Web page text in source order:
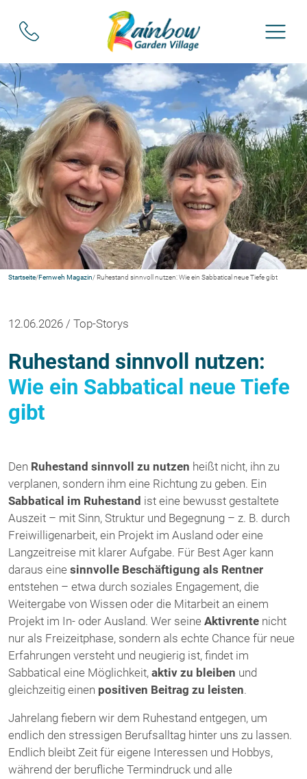
Startseite/Fernweh Magazin/ Ruhestand sinnvoll nutzen: Wie ein Sabbatical neue Tiefe gibt
12.06.2026 / Top-Storys
Ruhestand sinnvoll nutzen:
Wie ein Sabbatical neue Tiefe
gibt
Den Ruhestand sinnvoll zu nutzen heißt nicht, ihn zu
verplanen, sondern ihm eine Richtung zu geben. Ein
Sabbatical im Ruhestand ist eine bewusst gestaltete
Auszeit – mit Sinn, Struktur und Begegnung – z. B. durch
Freiwilligenarbeit, ein Projekt im Ausland oder eine
Langzeitreise mit klarer Aufgabe. Für Best Ager kann
daraus eine sinnvolle Beschäftigung als Rentner
entstehen – etwa durch soziales Engagement, die
Weitergabe von Wissen oder die Mitarbeit an einem
Projekt im In- oder Ausland. Wer seine Aktivrente nicht
nur als Freizeitphase, sondern als echte Chance für neue
Erfahrungen versteht und neugierig ist, findet im
Sabbatical eine Möglichkeit, aktiv zu bleiben und
gleichzeitig einen positiven Beitrag zu leisten.
Jahrelang fiebern wir dem Ruhestand entgegen, um
endlich den stressigen Berufsalltag hinter uns zu lassen.
Endlich bleibt Zeit für eigene Interessen und Hobbys,
während der berufliche Termindruck und alle